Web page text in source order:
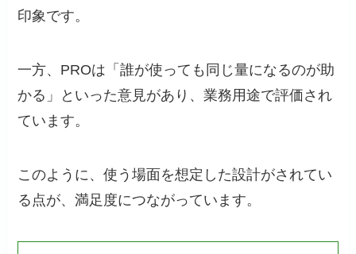
印象です。
一方、PROは「誰が使っても同じ量になるのが助
かる」といった意見があり、業務用途で評価され
ています。
このように、使う場面を想定した設計がされてい
る点が、満足度につながっています。